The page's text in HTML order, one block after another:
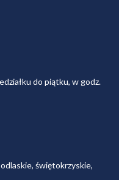
do piątku, w godz.
świętokrzyskie,